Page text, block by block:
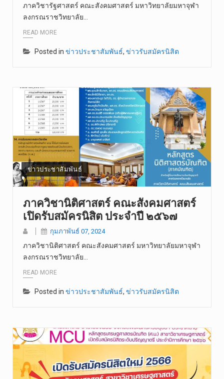
ภาควิชารัฐศาสตร์ คณะสังคมศาสตร์ มหาวิทยาลัยมหาจุฬา
ลงกรณราชวิทยาลัย…
READ MORE
Posted in ข่าวประชาสัมพันธ์, ข่าวรับสมัครนิสิต
ข่าวประชาสัมพันธ์
ภาควิชานิติศาสตร์ คณะสังคมศาสตร์
เปิดรับสมัครนิสิต ประจำปี ๒๕๖๗
กุมภาพันธ์ 07, 2024
ภาควิชานิติศาสตร์ คณะสังคมศาสตร์ มหาวิทยาลัยมหาจุฬา
ลงกรณราชวิทยาลัย…
READ MORE
Posted in ข่าวประชาสัมพันธ์, ข่าวรับสมัครนิสิต